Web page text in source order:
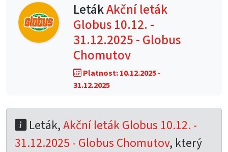
LetákAkční leták
Globus 10.12. -
31.12.2025 - Globus
Chomutov
Platnost: 10.12.2025 -
31.12.2025
Leták,Akční leták Globus 10.12. -
31.12.2025 - Globus Chomutov, který